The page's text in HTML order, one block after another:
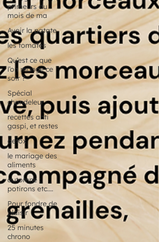
primeurs du
mois de ma
Avoir la patate
les tomates
Qu’est ce que
l’on mange ce
soir ?
Spécial
chandeleur
recettes anti
gaspi, et restes
detox
le mariage des
aliments
automne :
potirons etc....
Pour fondre de
plaisir
25 minutes
chrono